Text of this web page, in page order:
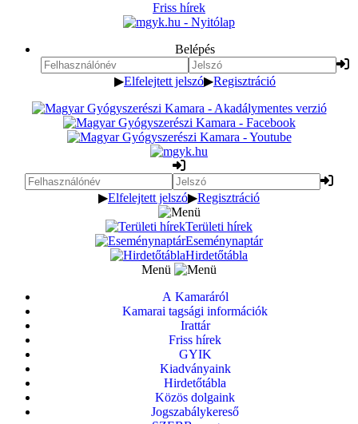
Friss hírek
Belépés
▶Elfelejtett jelszó▶Regisztráció
▶Elfelejtett jelszó▶Regisztráció
Területi hírek
Eseménynaptár
Hirdetőtábla
Menü
A Kamaráról
Kamarai tagsági információk
Irattár
Friss hírek
GYIK
Kiadványaink
Hirdetőtábla
Közös dolgaink
Jogszabálykereső